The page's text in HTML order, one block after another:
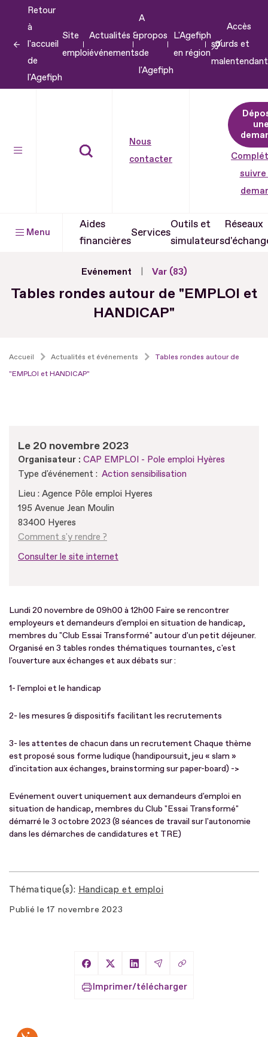
contenu
Retour
à
l'accueil
de
l'Agefiph
Site
emploi
Actualités &
événements
A
propos
de
l'Agefiph
L'Agefiph
en région
Accès
sourds et
Nous
contacter
suivre
Menu
Aides
financières
Services
Outils et
simulateurs
Réseaux
Evénement Var (83)
Tables rondes autour de "EMPLOI et
HANDICAP"
Accueil Actualités et événements
Tables rondes autour de
"EMPLOI et HANDICAP"
Le 20 novembre 2023
Organisateur : CAP EMPLOI - Pole emploi Hyères
Type d'événement : Action sensibilisation
Lieu : Agence Pôle emploi Hyeres
195 Avenue Jean Moulin
83400 Hyeres
Comment s'y rendre ?
Consulter le site internet
Lundi 20 novembre de 09h00 à 12h00 Faire se rencontrer
employeurs et demandeurs d'emploi en situation de handicap,
membres du "Club Essai Transformé" autour d'un petit déjeuner.
Organisé en 3 tables rondes thématiques tournantes, c'est
l'ouverture aux échanges et aux débats sur :
1- l'emploi et le handicap
2- les mesures & dispositifs facilitant les recrutements
3- les attentes de chacun dans un recrutement Chaque thème
est proposé sous forme ludique (handipoursuit, jeu « slam »
d'incitation aux échanges, brainstorming sur paper-board) ->
Evénement ouvert uniquement aux demandeurs d'emploi en
situation de handicap, membres du Club "Essai Transformé"
démarré le 3 octobre 2023 (8 séances de travail sur l'autonomie
dans les démarches de candidatures et TRE)
Thématique(s) Handicap et emploi
Publié le 17 novembre 2023
Partager sur Facebook
Partager sur X
Partager sur LinkedIn
Partager par Email
Copier le lien
Imprimer/télécharger